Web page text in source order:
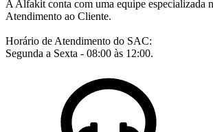
A Alfakit conta com uma equipe especializada
Atendimento ao Cliente.
Horário de Atendimento do SAC:
Segunda a Sexta - 08:00 às 12:00.